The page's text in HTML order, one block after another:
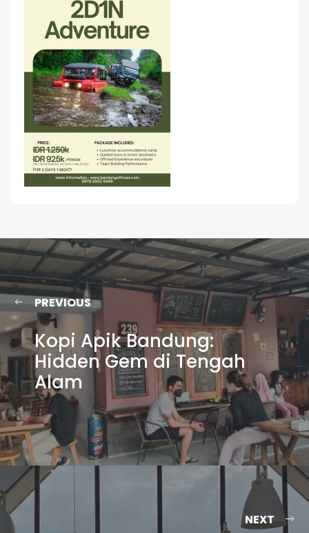
PREVIOUS
Kopi Apik Bandung:
Hidden Gem di Tengah
Alam
NEXT